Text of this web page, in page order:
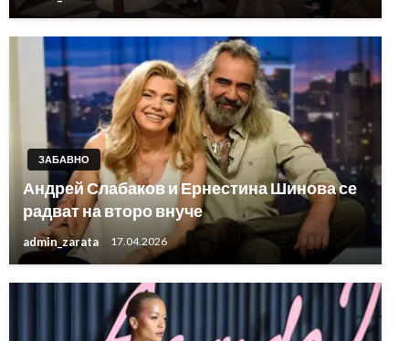
ЗАБАВНО
Андрей Слабаков и Ернестина Шинова се
радват на второ внуче
admin_zarata 17.04.2026